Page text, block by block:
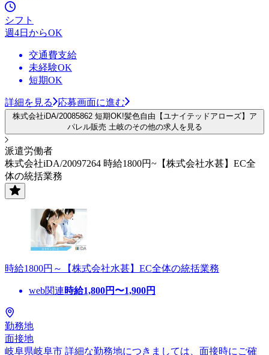
シフト
週4日からOK
交通費支給
未経験OK
短期OK
詳細を見る 応募画面に進む
株式会社iDA/20085862 短期OK!髪色自由【ユナイテッドアローズ】ア
パレル販売 土岐のその他の求人を見る
派遣労働者
株式会社iDA/20097264 時給1800円~【株式会社水甚】EC全
体の統括業務
時給1800円～【株式会社水甚】EC全体の統括業務
web関連時給1,800円〜1,900円
勤務地
面接地
岐阜県岐阜市 詳細な勤務地につきましては、面接時にご確